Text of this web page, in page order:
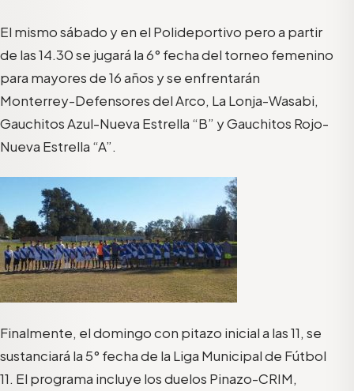
El mismo sábado y en el Polideportivo pero a partir
de las 14.30 se jugará la 6° fecha del torneo femenino
para mayores de 16 años y se enfrentarán
Monterrey-Defensores del Arco, La Lonja-Wasabi,
Gauchitos Azul-Nueva Estrella “B” y Gauchitos Rojo-
Nueva Estrella “A”.
Finalmente, el domingo con pitazo inicial a las 11, se
sustanciará la 5° fecha de la Liga Municipal de Fútbol
11. El programa incluye los duelos Pinazo-CRIM,